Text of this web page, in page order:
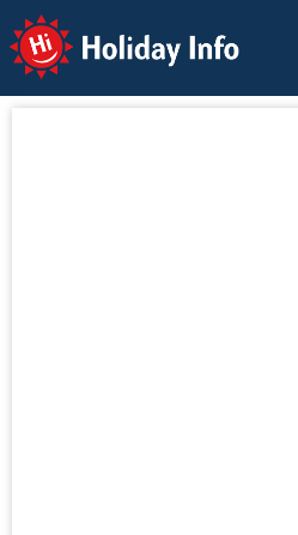
Holiday Info